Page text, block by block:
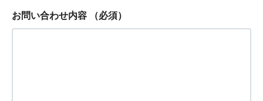
お問い合わせ内容 （必須）